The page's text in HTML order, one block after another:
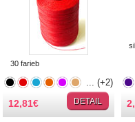
30 farieb
12,81€ DETAIL
... (+2)